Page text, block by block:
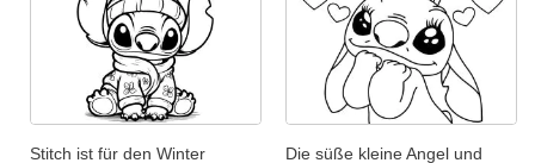
Stitch ist für den Winter
Die süße kleine Angel und